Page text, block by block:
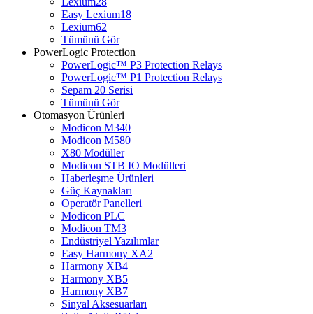
Easy Lexium18
Lexium62
Tümünü Gör
PowerLogic Protection
PowerLogic™ P3 Protection Relays
PowerLogic™ P1 Protection Relays​
Sepam 20 Serisi
Tümünü Gör
Otomasyon Ürünleri
Modicon M340
Modicon M580
X80 Modüller
Modicon STB IO Modülleri
Haberleşme Ürünleri
Güç Kaynakları
Operatör Panelleri
Modicon PLC
Modicon TM3
Endüstriyel Yazılımlar
Easy Harmony XA2
Harmony XB4
Harmony XB5
Harmony XB7
Sinyal Aksesuarları